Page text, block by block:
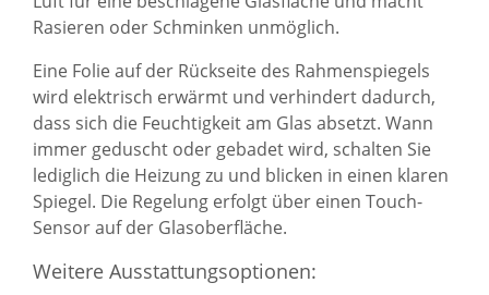
Rasieren oder Schminken unmöglich.
Eine Folie auf der Rückseite des Rahmenspiegels
wird elektrisch erwärmt und verhindert dadurch,
dass sich die Feuchtigkeit am Glas absetzt. Wann
immer geduscht oder gebadet wird, schalten Sie
lediglich die Heizung zu und blicken in einen klaren
Spiegel. Die Regelung erfolgt über einen Touch-
Sensor auf der Glasoberfläche.
Weitere Ausstattungsoptionen: